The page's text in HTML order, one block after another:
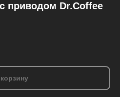
приводом Dr.Coffee